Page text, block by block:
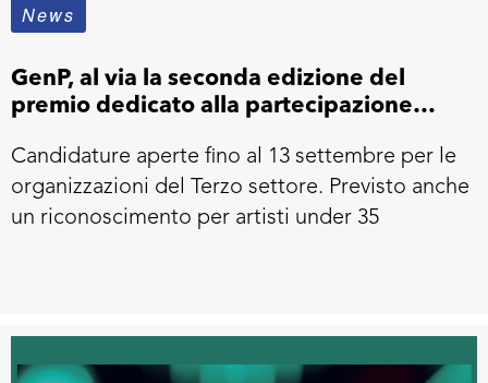
News
GenP, al via la seconda edizione del
premio dedicato alla partecipazione
Candidature aperte fino al 13 settembre per le
organizzazioni del Terzo settore. Previsto anche
un riconoscimento per artisti under 35